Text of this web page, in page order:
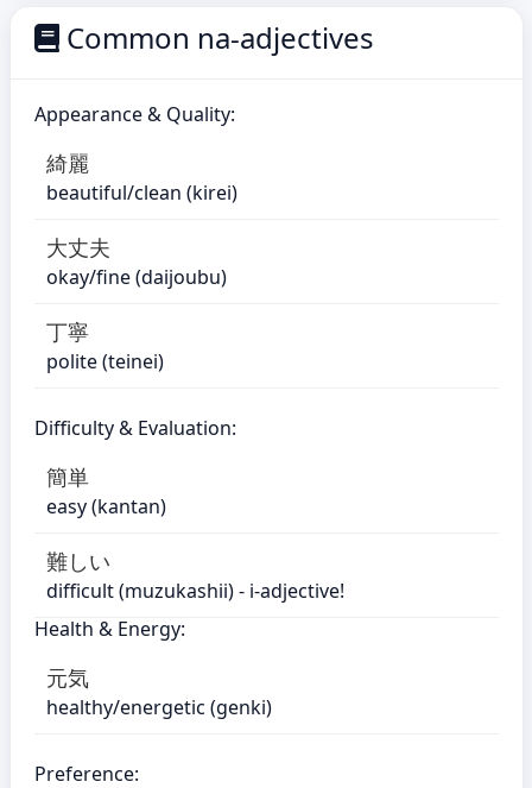
Common na-adjectives
Appearance & Quality:
綺麗
beautiful/clean (kirei)
大丈夫
okay/fine (daijoubu)
丁寧
polite (teinei)
Difficulty & Evaluation:
簡単
easy (kantan)
難しい
difficult (muzukashii) - i-adjective!
Health & Energy:
元気
healthy/energetic (genki)
Preference: